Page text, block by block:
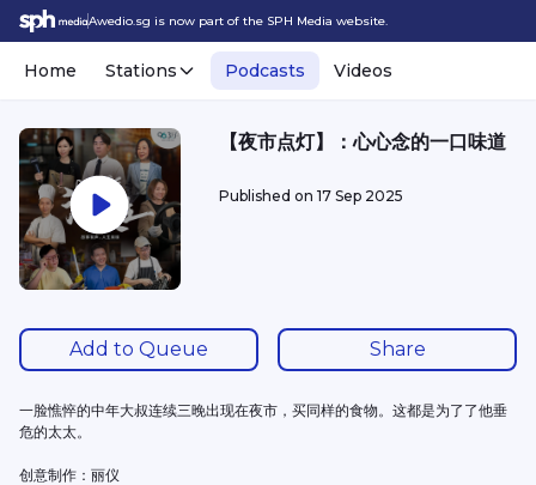
Awedio.sg is now part of the SPH Media website.
Home Stations Podcasts Videos
【夜市点灯】：心心念的一口味道
Published on 17 Sep 2025
Add to Queue Share
一脸憔悴的中年大叔连续三晚出现在夜市，买同样的食物。这都是为了了他垂
危的太太。
创意制作：丽仪